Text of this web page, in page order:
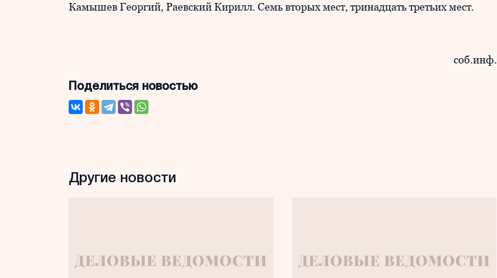
Камышев Георгий, Раевский Кирилл. Семь вторых мест, тринадцать третьих мест.
соб.инф.
Поделиться новостью
Другие новости